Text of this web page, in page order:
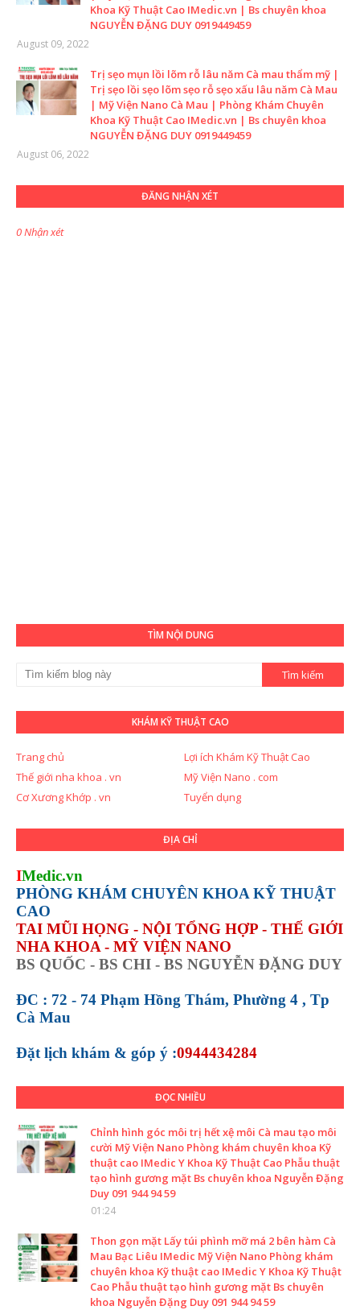
Khoa Kỹ Thuật Cao IMedic.vn | Bs chuyên khoa
NGUYỄN ĐẶNG DUY 0919449459
August 09, 2022
Trị sẹo mụn lồi lõm rỗ lâu năm Cà mau thẩm mỹ |
Trị sẹo lồi sẹo lõm sẹo rỗ sẹo xấu lâu năm Cà Mau
| Mỹ Viện Nano Cà Mau | Phòng Khám Chuyên
Khoa Kỹ Thuật Cao IMedic.vn | Bs chuyên khoa
NGUYỄN ĐẶNG DUY 0919449459
August 06, 2022
ĐĂNG NHẬN XÉT
0 Nhận xét
TÌM NỘI DUNG
KHÁM KỸ THUẬT CAO
Trang chủ
Lợi ích Khám Kỹ Thuật Cao
Thế giới nha khoa . vn
Mỹ Viện Nano . com
Cơ Xương Khớp . vn
Tuyển dụng
ĐỊA CHỈ
IMedic.vn
PHÒNG KHÁM CHUYÊN KHOA KỸ THUẬT
CAO
TAI MŨI HỌNG - NỘI TỔNG HỢP - THẾ GIỚI
NHA KHOA - MỸ VIỆN NANO
BS QUỐC - BS CHI - BS NGUYỄN ĐẶNG DUY
ĐC : 72 - 74 Phạm Hồng Thám, Phường 4 , Tp
Cà Mau
Đặt lịch khám & góp ý :0944434284
ĐỌC NHIỀU
Chỉnh hình góc môi trị hết xệ môi Cà mau tạo môi
cười Mỹ Viện Nano Phòng khám chuyên khoa Kỹ
thuật cao IMedic Y Khoa Kỹ Thuật Cao Phẫu thuật
tạo hình gương mặt Bs chuyên khoa Nguyễn Đặng
Duy 091 944 94 59
01:24
Thon gọn mặt Lấy túi phình mỡ má 2 bên hàm Cà
Mau Bạc Liêu IMedic Mỹ Viện Nano Phòng khám
chuyên khoa Kỹ thuật cao IMedic Y Khoa Kỹ Thuật
Cao Phẫu thuật tạo hình gương mặt Bs chuyên
khoa Nguyễn Đặng Duy 091 944 94 59